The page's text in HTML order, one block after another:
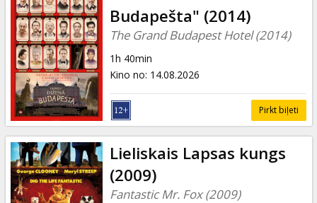
Budapešta" (2014)
The Grand Budapest Hotel (2014)
1h 40min
Kino no: 14.08.2026
Pirkt biļeti
Lieliskais Lapsas kungs
(2009)
Fantastic Mr. Fox (2009)